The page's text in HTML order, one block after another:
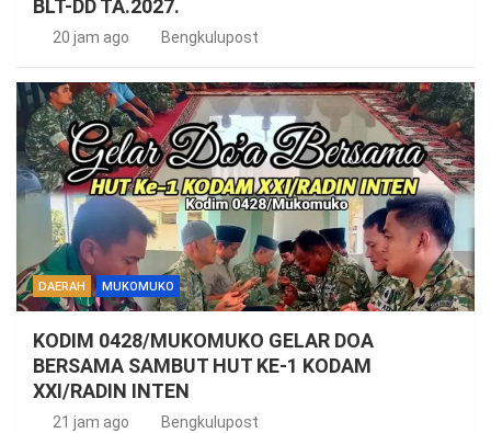
BLT-DD TA.2027.
20 jam ago Bengkulupost
DAERAH MUKOMUKO
KODIM 0428/MUKOMUKO GELAR DOA
BERSAMA SAMBUT HUT KE-1 KODAM
XXI/RADIN INTEN
21 jam ago Bengkulupost